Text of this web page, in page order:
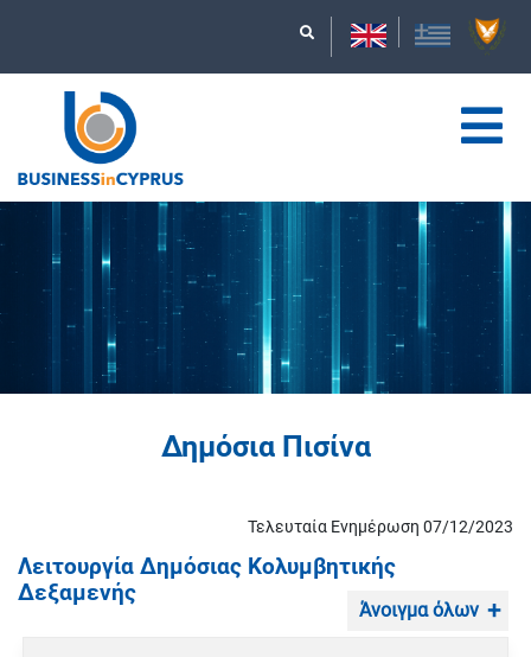
Δημόσια Πισίνα
Τελευταία Ενημέρωση 07/12/2023
Λειτουργία Δημόσιας Κολυμβητικής
Δεξαμενής
Άνοιγμα όλων